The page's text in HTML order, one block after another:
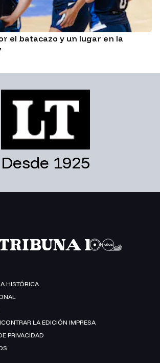
el batacazo y un lugar en la
Desde 1925
HISTÓRICA
LA EDICIÓN IMPRESA
PRIVACIDAD